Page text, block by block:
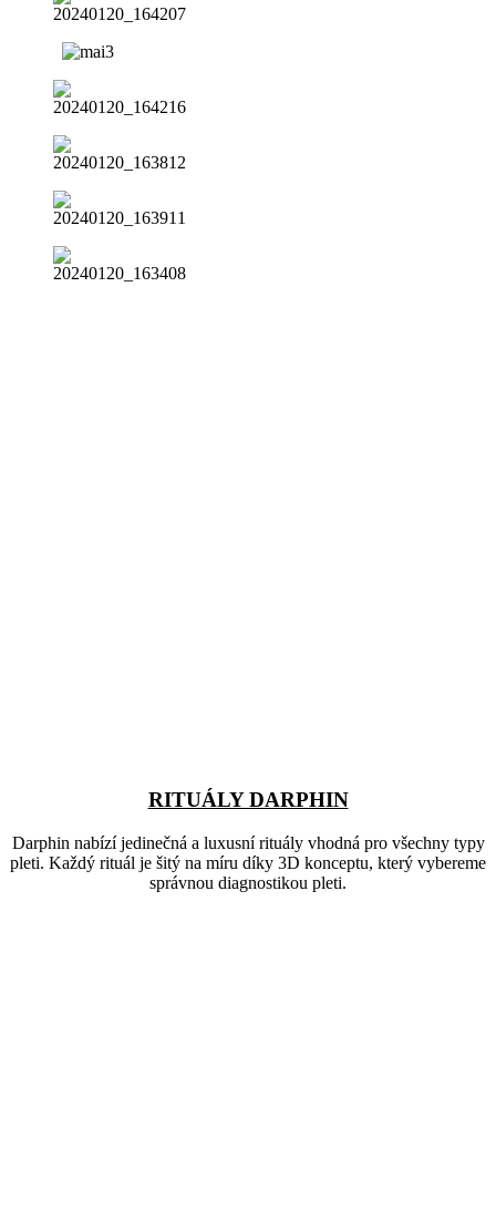
RITUÁLY DARPHIN
Darphin nabízí jedinečná a luxusní rituály vhodná pro všechny typy
pleti. Každý rituál je šitý na míru díky 3D konceptu, který vybereme
správnou diagnostikou pleti.